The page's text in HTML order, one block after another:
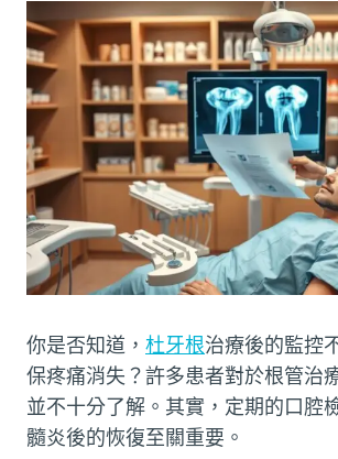
你是否知道， 杜牙根治療後的監控
保疼痛消失？許多患者對於根管治
並不十分了解。其實，定期的口腔
髓炎後的恢復至關重要。